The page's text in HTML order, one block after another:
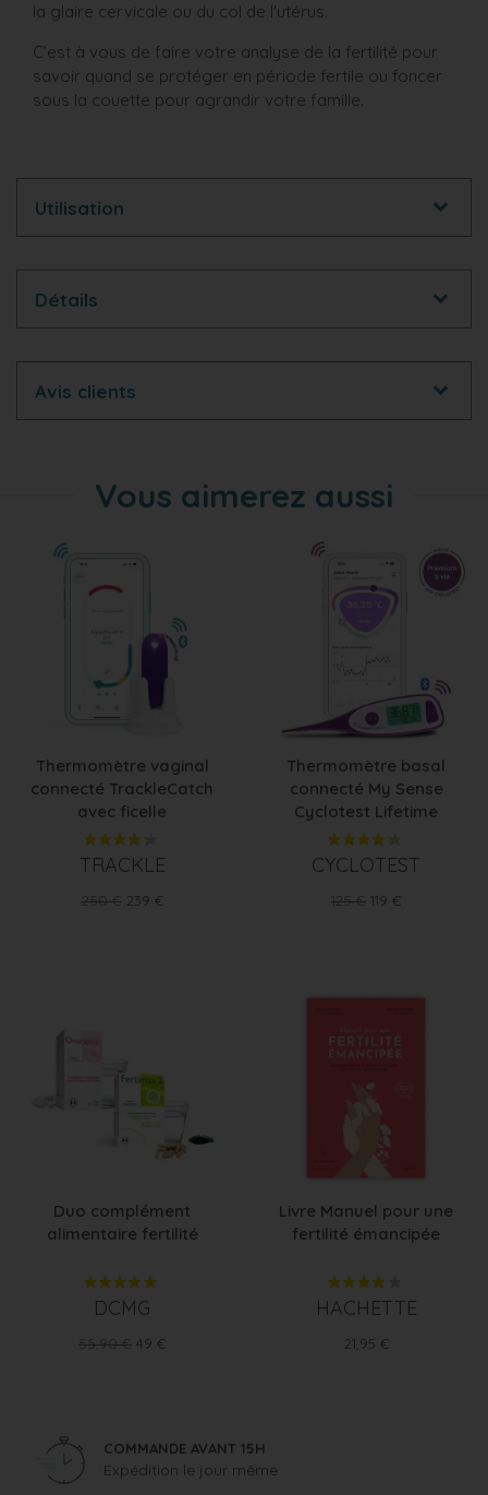
la glaire cervicale ou du col de l'utérus.
C’est à vous de faire votre analyse de la fertilité pour
savoir quand se protéger en période fertile ou foncer
sous la couette pour agrandir votre famille.
Utilisation
Détails
Avis clients
Vous aimerez aussi
Thermomètre vaginal
connecté TrackleCatch
avec ficelle
TRACKLE
Prix
250 € Prix
239 €
Thermomètre basal
connecté My Sense
Cyclotest Lifetime
CYCLOTEST
Prix
125 € Prix
119 €
Duo complément
alimentaire fertilité
DCMG
Prix
55,90 € Prix
49 €
Livre Manuel pour une
fertilité émancipée
HACHETTE
Prix
21,95 €
COMMANDE AVANT 15H
Expédition le jour même